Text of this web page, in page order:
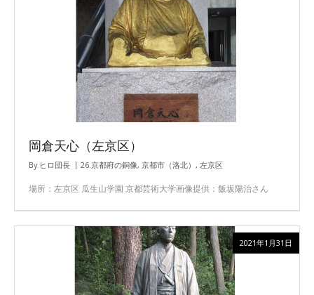
岡倉天心（左京区）
By ヒロ団長 26.京都府の銅像, 京都市（洛北） , 左京区
場所：左京区 瓜生山学園 京都芸術大学画像提供：飯坂陽治さん
2021年1月31日